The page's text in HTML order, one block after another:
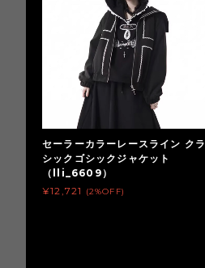
セーラーカラーレースライン クラ
シックゴシックジャケット
（lli_6609）
¥12,721
(2%OFF)